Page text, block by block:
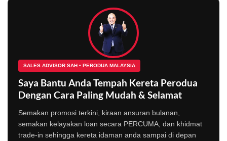
SALES ADVISOR SAH • PERODUA MALAYSIA
Saya Bantu Anda Tempah Kereta Perodua
Dengan Cara Paling Mudah & Selamat
Semakan promosi terkini, kiraan ansuran bulanan,
semakan kelayakan loan secara PERCUMA, dan khidmat
trade-in sehingga kereta idaman anda sampai di depan